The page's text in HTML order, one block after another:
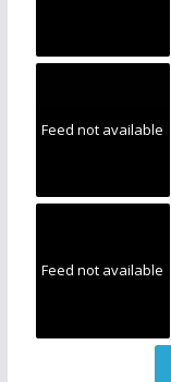
Feed not available
Feed not available